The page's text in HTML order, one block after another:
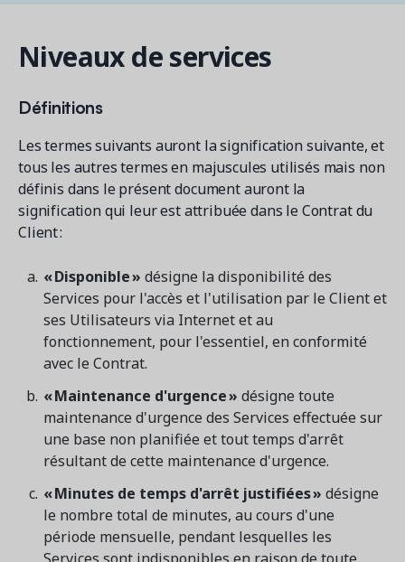
Inscription en ligne
Gestion multi-sites
Paiements
Gestion du personnel
Demandez une démo
Obtenez une démonstration du logiciel d'inscription et
gestion le plus performant.
Centres sportifs
Tendances et nouveautés
Ressources et webinaires
Guides numériques et webinaires
Amilia University
Une plateforme d’apprentissage intégrée
RESSOURCES SUPPLÉMENTAIRES
Amilia University (Connexion)
Centre d'aide
Mises à jour
1 877-343-0004
Demandez une démo
Niveaux de services
Définitions
Les termes suivants auront la signification suivante, et
tous les autres termes en majuscules utilisés mais non
définis dans le présent document auront la
signification qui leur est attribuée dans le Contrat du
Client :
« Disponible » désigne la disponibilité des
Services pour l'accès et l'utilisation par le Client et
ses Utilisateurs via Internet et au
fonctionnement, pour l'essentiel, en conformité
avec le Contrat.
« Maintenance d'urgence » désigne toute
maintenance d'urgence des Services effectuée sur
une base non planifiée et tout temps d'arrêt
résultant de cette maintenance d'urgence.
« Minutes de temps d'arrêt justifiées » désigne
le nombre total de minutes, au cours d'une
période mensuelle, pendant lesquelles les